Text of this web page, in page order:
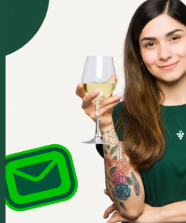
FLAGSHIPSTORE
Albert-Einstein-Ring 24
14532 Kleinmachnow bei Berlin
Im Europarc Dreilinden
030 - 585 84 59 0
Mo.- Fr. 10:00 - 19:00 Uhr
Sa. 10:00 - 16:00 Uhr
Anfahrtsbeschreibung